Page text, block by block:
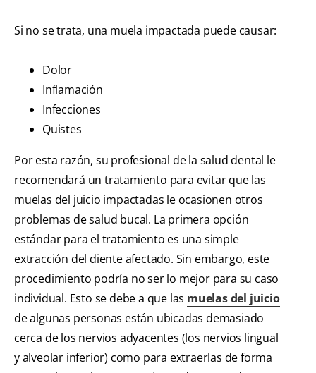
Si no se trata, una muela impactada puede causar:
Dolor
Inflamación
Infecciones
Quistes
Por esta razón, su profesional de la salud dental le
recomendará un tratamiento para evitar que las
muelas del juicio impactadas le ocasionen otros
problemas de salud bucal. La primera opción
estándar para el tratamiento es una simple
extracción del diente afectado. Sin embargo, este
procedimiento podría no ser lo mejor para su caso
individual. Esto se debe a que las muelas del juicio
de algunas personas están ubicadas demasiado
cerca de los nervios adyacentes (los nervios lingual
y alveolar inferior) como para extraerlas de forma